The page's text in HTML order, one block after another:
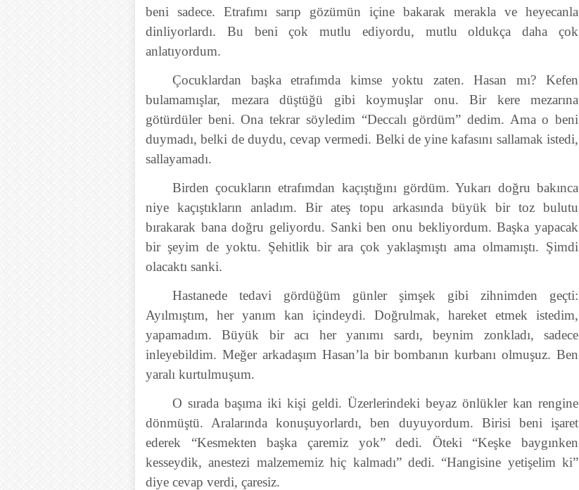
beni sadece. Etrafımı sarıp gözümün içine bakarak merakla ve heyecanla
dinliyorlardı. Bu beni çok mutlu ediyordu, mutlu oldukça daha çok
anlatıyordum.
Çocuklardan başka etrafımda kimse yoktu zaten. Hasan mı? Kefen
bulamamışlar, mezara düştüğü gibi koymuşlar onu. Bir kere mezarına
götürdüler beni. Ona tekrar söyledim “Deccalı gördüm” dedim. Ama o beni
duymadı, belki de duydu, cevap vermedi. Belki de yine kafasını sallamak istedi,
sallayamadı.
Birden çocukların etrafımdan kaçıştığını gördüm. Yukarı doğru bakınca
niye kaçıştıkların anladım. Bir ateş topu arkasında büyük bir toz bulutu
bırakarak bana doğru geliyordu. Sanki ben onu bekliyordum. Başka yapacak
bir şeyim de yoktu. Şehitlik bir ara çok yaklaşmıştı ama olmamıştı. Şimdi
olacaktı sanki.
Hastanede tedavi gördüğüm günler şimşek gibi zihnimden geçti:
Ayılmıştım, her yanım kan içindeydi. Doğrulmak, hareket etmek istedim,
yapamadım. Büyük bir acı her yanımı sardı, beynim zonkladı, sadece
inleyebildim. Meğer arkadaşım Hasan’la bir bombanın kurbanı olmuşuz. Ben
yaralı kurtulmuşum.
O sırada başıma iki kişi geldi. Üzerlerindeki beyaz önlükler kan rengine
dönmüştü. Aralarında konuşuyorlardı, ben duyuyordum. Birisi beni işaret
ederek “Kesmekten başka çaremiz yok” dedi. Öteki “Keşke baygınken
kesseydik, anestezi malzememiz hiç kalmadı” dedi. “Hangisine yetişelim ki”
diye cevap verdi, çaresiz.